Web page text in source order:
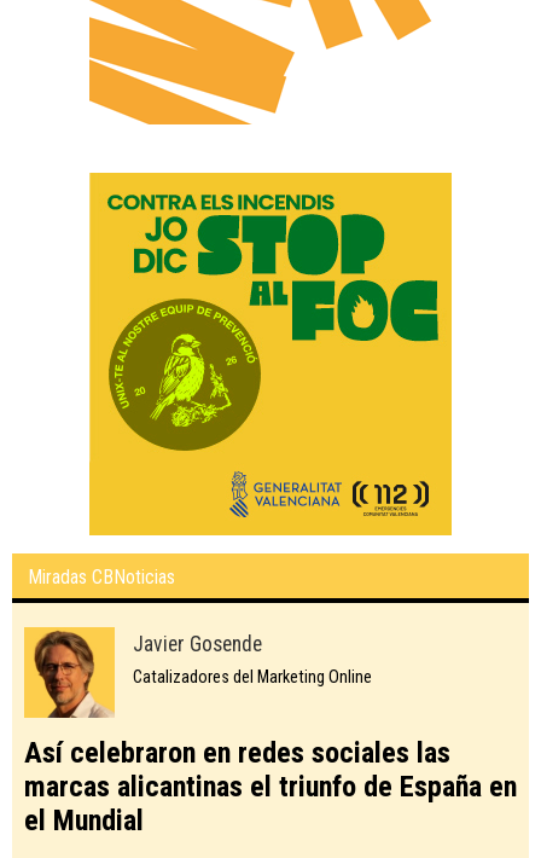
Miradas CBNoticias
Javier Gosende
Catalizadores del Marketing Online
Así celebraron en redes sociales las
marcas alicantinas el triunfo de España en
el Mundial